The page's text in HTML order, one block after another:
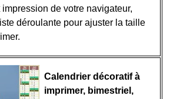
de votre navigateur,
déroulante pour ajuster la taille
Calendrier décoratif à
imprimer, bimestriel,